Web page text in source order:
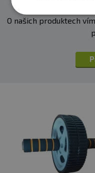
O našich produktech